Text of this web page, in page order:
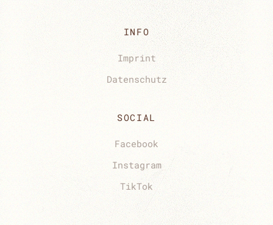
INFO
Imprint
Datenschutz
SOCIAL
Facebook
Instagram
TikTok